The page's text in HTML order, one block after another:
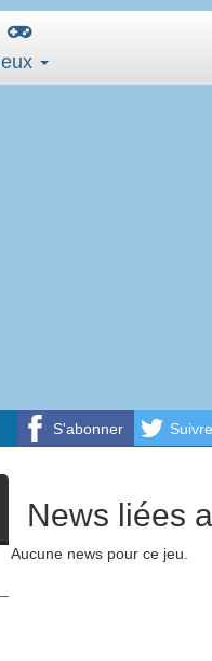
S'abonner Suivre
News liées
Aucune news pour ce jeu.